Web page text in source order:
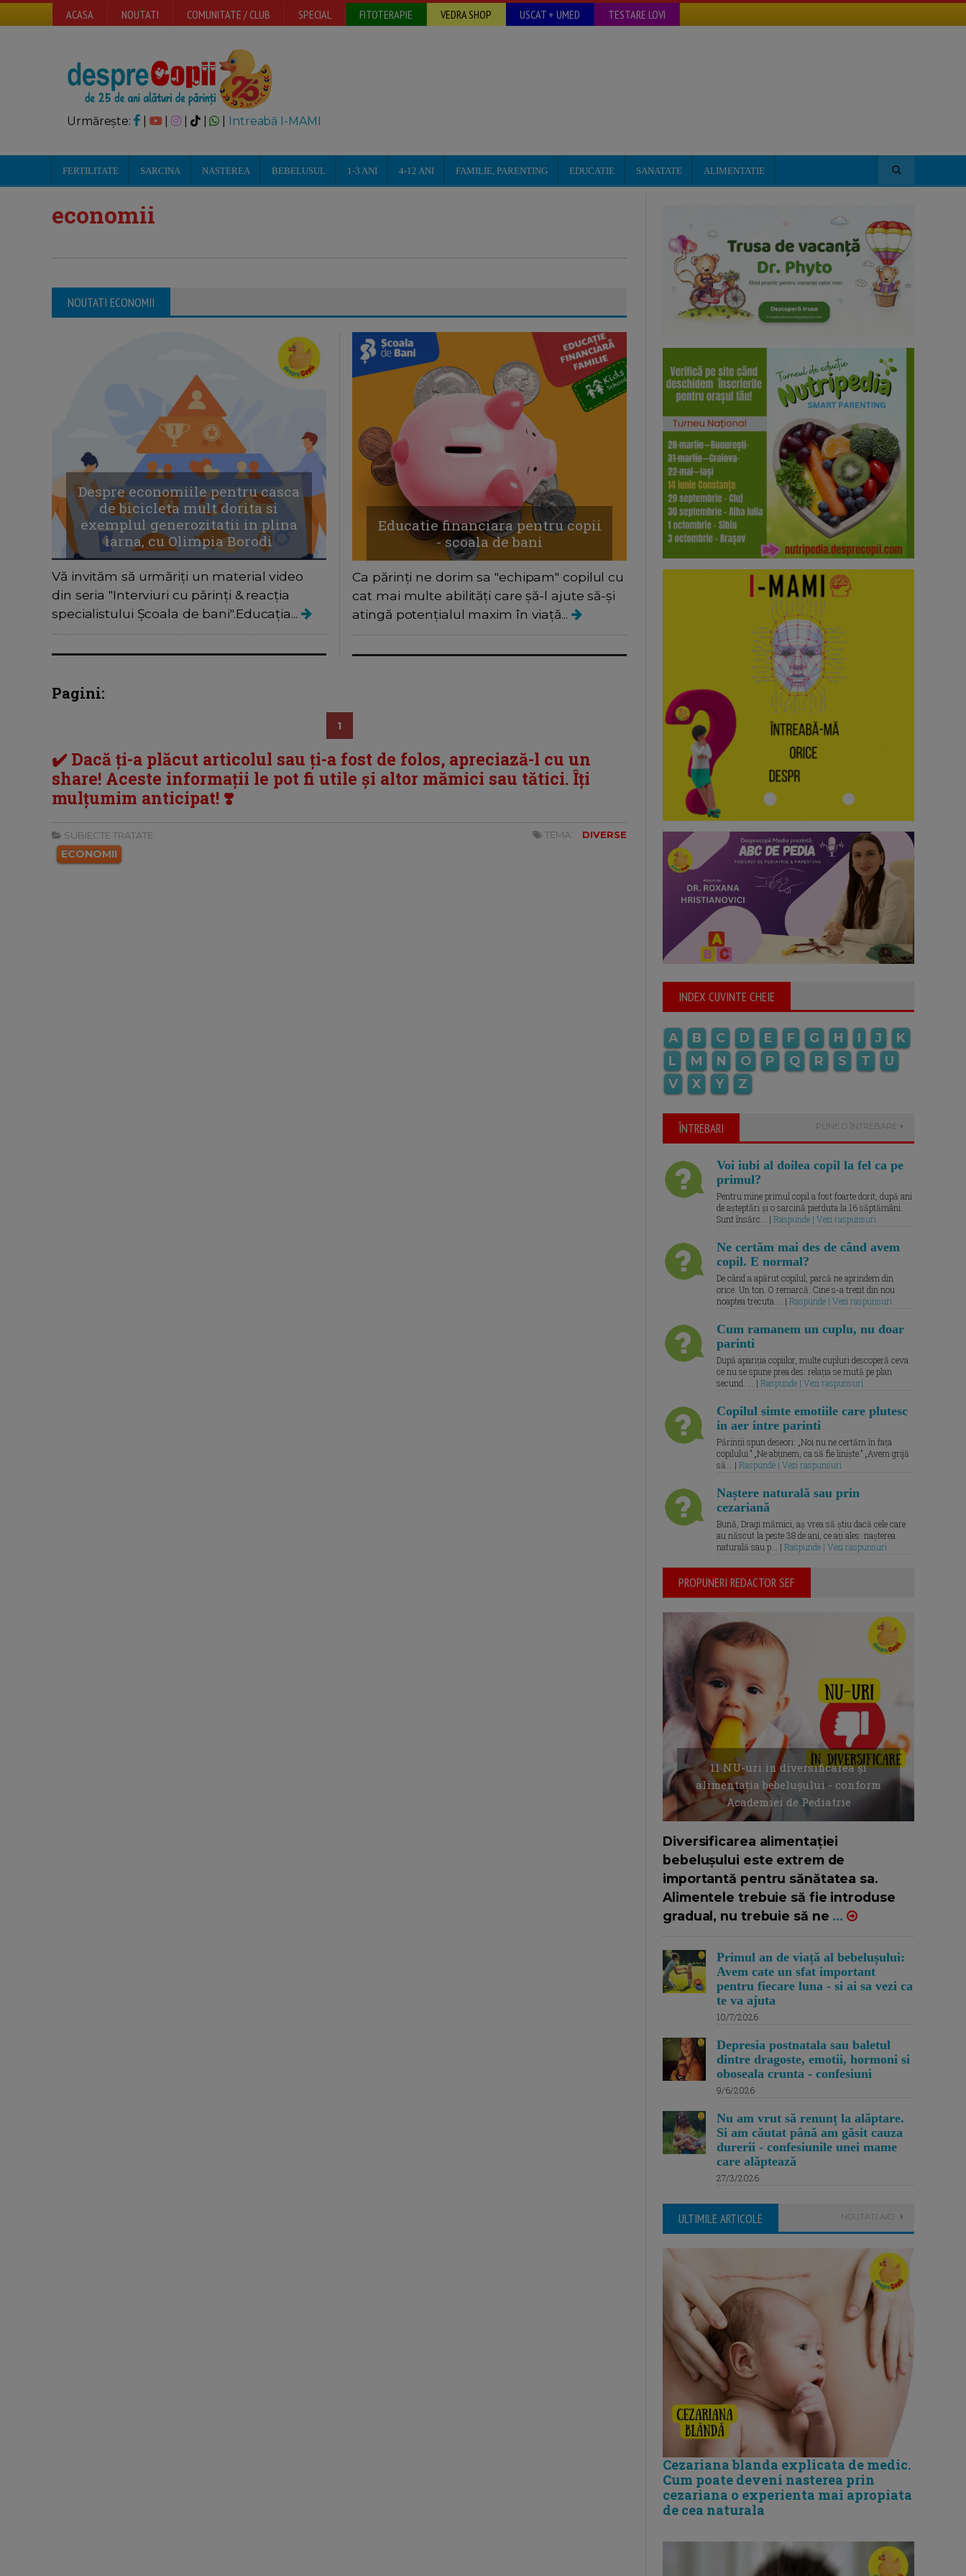
ACASA NOUTATI COMUNITATE / CLUB SPECIAL FITOTERAPIE VEDRA SHOP USCAT + UMED TESTARE LOVI
Urmărește: | | Intreabă I-MAMI
FERTILITATE SARCINA NASTEREA BEBELUSUL 1-3 ANI 4-12 ANI FAMILIE, PARENTING EDUCATIE SANATATE ALIMENTATIE
economii
NOUTATI ECONOMII
Despre economiile pentru casca
de bicicleta mult dorita si
exemplul generozitatii in plina
iarna, cu Olimpia Borodi
Vă invităm să urmăriți un material video
din seria "Interviuri cu părinți & reacția
specialistului Școala de bani".Educația...
Educatie financiara pentru copii
- scoala de bani
Ca părinți ne dorim sa "echipam" copilul cu
cat mai multe abilități care șă-l ajute să-și
atingă potențialul maxim în viață...
Pagini:
1
✔️ Dacă ți-a plăcut articolul sau ți-a fost de folos, apreciază-l cu un
share! Aceste informații le pot fi utile și altor mămici sau tătici. Îți
mulțumim anticipat! ❣️
SUBIECTE TRATATE:
ECONOMII
TEMA: DIVERSE
INDEX CUVINTE CHEIE
A B C D E F G H I J
K
L
M N O P Q R S T
U
V
X Y Z
ÎNTREBARI PUNE O ÎNTREBARE
Voi iubi al doilea copil la fel ca pe
primul?
Pentru mine primul copil a fost foarte dorit, după ani
de așteptări și o sarcină pierduta la 16 săptămâni.
Sunt însărc... | Raspunde | Vezi raspunsuri
Ne certăm mai des de când avem
copil. E normal?
De când a apărut copilul, parcă ne aprindem din
orice. Un ton. O remarcă. Cine s-a trezit din nou
noaptea trecuta.... | Raspunde | Vezi raspunsuri
Cum ramanem un cuplu, nu doar
parinti
După apariția copiilor, multe cupluri descoperă ceva
ce nu se spune prea des: relația se mută pe plan
secund. ... | Raspunde | Vezi raspunsuri
Copilul simte emotiile care plutesc
in aer intre parinti
Părinții spun deseori: „Noi nu ne certăm în fața
copilului.” „Ne abținem, ca să fie liniște.” „Avem grijă
să... | Raspunde | Vezi raspunsuri
Naștere naturală sau prin
cezariană
Bună, Dragi mămici, aș vrea să știu dacă cele care
au născut la peste 38 de ani, ce ați ales: nașterea
naturală sau p... | Raspunde | Vezi raspunsuri
PROPUNERI REDACTOR SEF
11 NU-uri in diversificarea și
alimentația bebelușului - conform
Academiei de Pediatrie
Diversificarea alimentației
bebelușului este extrem de
importantă pentru sănătatea sa.
Alimentele trebuie să fie introduse
gradual, nu trebuie să ne ...
Primul an de viață al bebelușului:
Avem cate un sfat important
pentru fiecare luna - si ai sa vezi ca
te va ajuta
10/7/2026
Depresia postnatala sau baletul
dintre dragoste, emotii, hormoni si
oboseala crunta - confesiuni
9/6/2026
Nu am vrut să renunț la alăptare.
Si am căutat până am găsit cauza
durerii - confesiunile unei mame
care alăptează
27/3/2026
ULTIMILE ARTICOLE NOUTATI AICI
Cezariana blanda explicata de medic.
Cum poate deveni nasterea prin
cezariana o experienta mai apropiata
de cea naturala